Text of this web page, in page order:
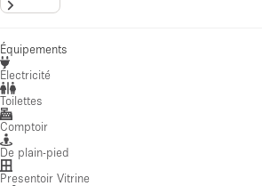
Équipements
Électricité
Toilettes
Comptoir
De plain-pied
Presentoir Vitrine